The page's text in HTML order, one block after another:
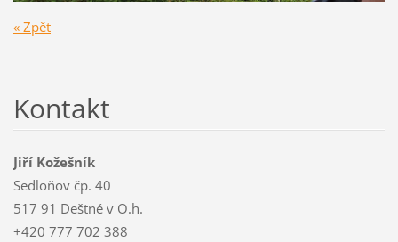
« Zpět
Kontakt
Jiří Kožešník
Sedloňov čp. 40
517 91 Deštné v O.h.
+420 777 702 388